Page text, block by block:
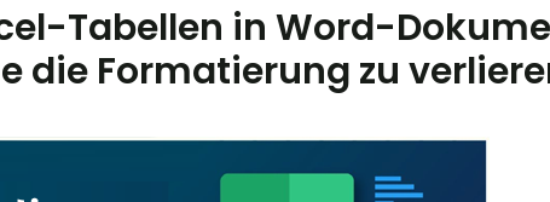
Tabellen in Word-
die Formatierung zu